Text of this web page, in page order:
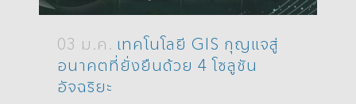
03 ม.ค. เทคโนโลยี GIS กุญแจสู่
อนาคตที่ยั่งยืนด้วย 4 โซลูชัน
อัจฉริยะ